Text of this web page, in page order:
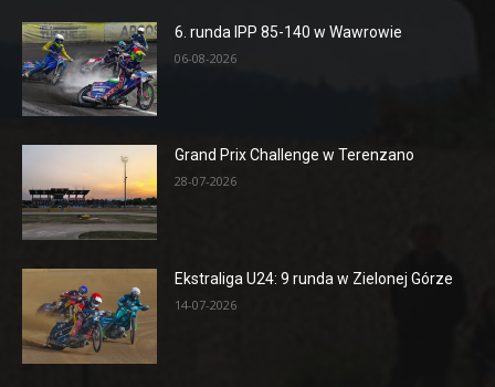
6. runda IPP 85-140 w Wawrowie
06-08-2026
Grand Prix Challenge w Terenzano
28-07-2026
Ekstraliga U24: 9 runda w Zielonej Górze
14-07-2026